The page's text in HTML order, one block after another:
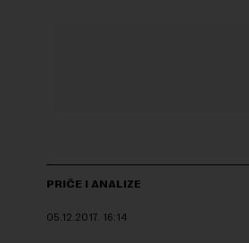
PRIČE I ANALIZE
05.12.2017. 16:14